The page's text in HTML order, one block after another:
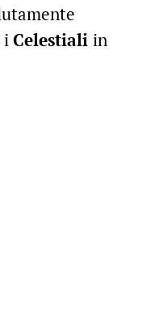
iCelestiali in